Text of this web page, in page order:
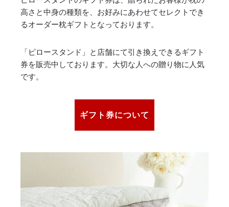
高さと中身の種類を、お好みにあわせてセレクトでき
るオーダー枕ギフトとなっております。
「ピロースタンド」と店舗にて引き換えできるギフト
券を販売中しております。大切な人への贈り物に人気
です。
ギフト券について